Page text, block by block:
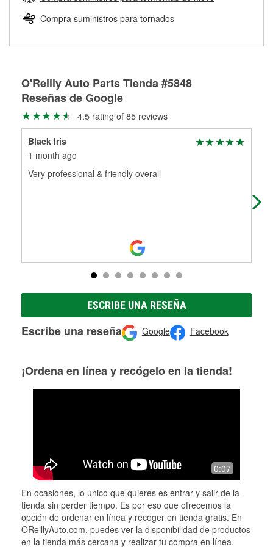
Herramientas de O'Reilly
pueden ser reutilizados, podemos ayudarte a encontrar las
partes de reemplazo correctas para tu reparación.
Rectificación de tambores y discos de freno
Compra suministros para tornados
O'Reilly Auto Parts Tienda #5848
Reseñas de Google
4.5 rating of 85 reviews
Black Iris
1 month ago
Very professional & friendly overall
ESCRIBE UNA RESEÑA
Escribe una reseña Google Facebook
¡Ordena en línea y recógelo en la tienda!
0:07
En ocasiones, lo único que quieres es entrar y salir de la
tienda sin perder tiempo. Es por eso que ofrecemos la
opción de ordenar en línea y recoger en tienda gratis. En
OReillyAuto.com, puedes ver la disponibilidad de productos
en la tienda más cercana y realizar tu compra en línea.